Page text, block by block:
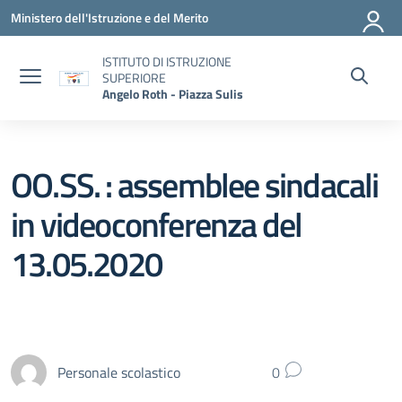
Vai ai contenuti
Vai al menu di navigazione
Vai al footer
Ministero dell'Istruzione e del Merito
ISTITUTO DI ISTRUZIONE
SUPERIORE
Angelo Roth - Piazza Sulis
OO.SS. : assemblee sindacali
in videoconferenza del
13.05.2020
Personale scolastico 0